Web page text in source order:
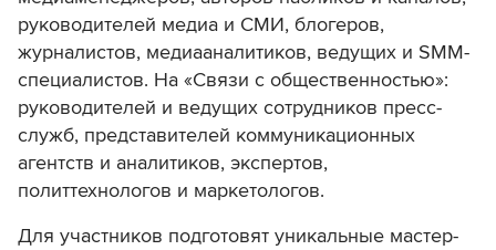
руководителей медиа и СМИ, блогеров,
журналистов, медиааналитиков, ведущих и SMM-
специалистов. На «Связи с общественностью»:
руководителей и ведущих сотрудников пресс-
служб, представителей коммуникационных
агентств и аналитиков, экспертов,
политтехнологов и маркетологов.
Для участников подготовят уникальные мастер-